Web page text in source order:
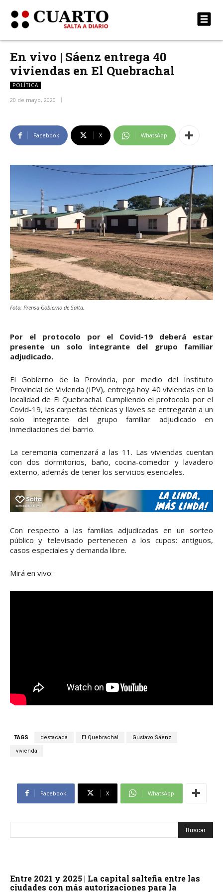
En vivo | Sáenz entrega 40
viviendas en El Quebrachal
POLÍTICA
20 de mayo, 2020
Facebook X WhatsApp
Foto: Prensa Gobierno de Salta.
Por el protocolo por el Covid-19 deberá estar
presente un solo integrante del grupo familiar
adjudicado.
El Gobierno de la Provincia, por medio del Instituto
Provincial de Vivienda (IPV), entrega hoy 40 viviendas en la
localidad de El Quebrachal. Cumpliendo el protocolo por el
Covid-19, las carpetas técnicas y llaves se entregarán a un
solo integrante del grupo familiar adjudicado en
inmediaciones del barrio.
La ceremonia comenzará a las 11. Las viviendas cuentan
con dos dormitorios, baño, cocina-comedor y lavadero
externo, además de tener los servicios esenciales.
Con respecto a las familias adjudicadas en un sorteo
público y televisado pertenecen a los cupos: antiguos,
casos especiales y demanda libre.
Mirá en vivo:
TAGS destacada El Quebrachal Gustavo Sáenz
vivienda
Facebook X WhatsApp
Entre 2021 y 2025 | La capital salteña entre las
ciudades con más autorizaciones para la